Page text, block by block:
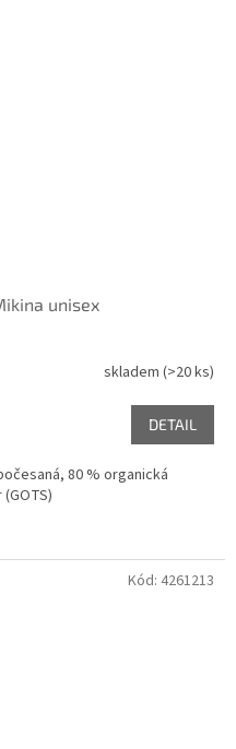
unisex
skladem (>20 ks)
DETAIL
80 % organická
Kód: 4261213